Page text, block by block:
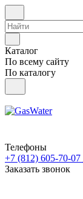
Каталог
По всему сайту
По каталогу
Телефоны
+7 (812) 605-70-07
Заказать звонок